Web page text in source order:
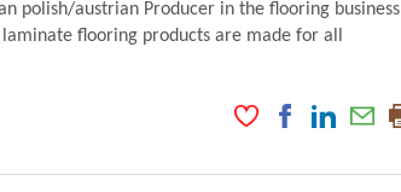
polish/austrian Producer in the flooring business
flooring products are made for all